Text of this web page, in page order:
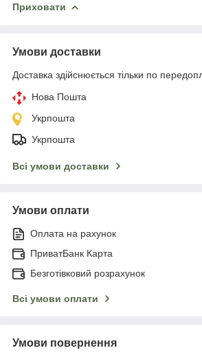
Приховати
Умови доставки
Доставка здійснюється тільки по
Нова Пошта
Укрпошта
Укрпошта
Всі умови доставки
Умови оплати
Оплата на рахунок
ПриватБанк Карта
Безготівковий розрахунок
Всі умови оплати
Умови повернення